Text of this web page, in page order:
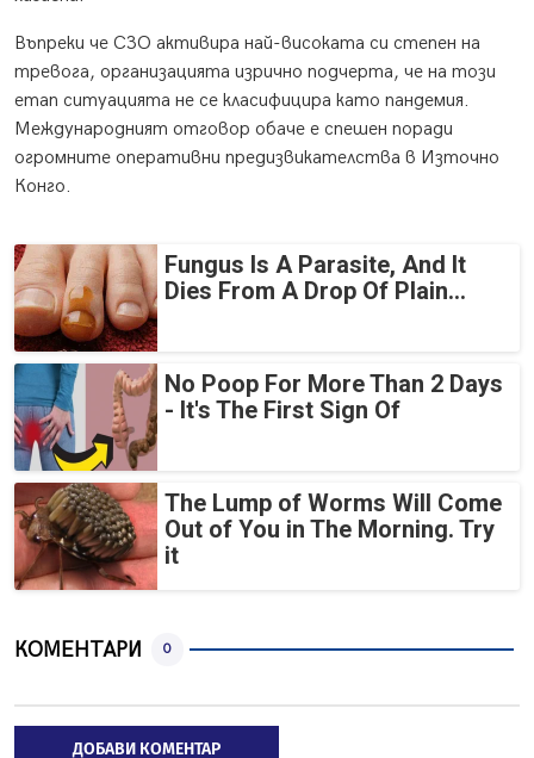
Въпреки че СЗО активира най-високата си степен на
тревога, организацията изрично подчерта, че на този
етап ситуацията не се класифицира като пандемия.
Международният отговор обаче е спешен поради
огромните оперативни предизвикателства в Източно
Конго.
Fungus Is A Parasite, And It
Dies From A Drop Of Plain...
No Poop For More Than 2 Days
- It's The First Sign Of
The Lump of Worms Will Come
Out of You in The Morning. Try
it
КОМЕНТАРИ 0
ДОБАВИ КОМЕНТАР